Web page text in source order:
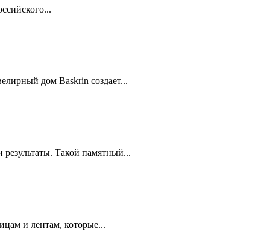
дом Baskrin создает...
Такой памятный...
и лентам, которые...